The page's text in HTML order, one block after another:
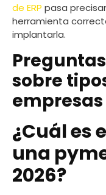
de ERP pasa
herramienta
implantarla.
sobre
empresas
¿Cuál es
una
2026?